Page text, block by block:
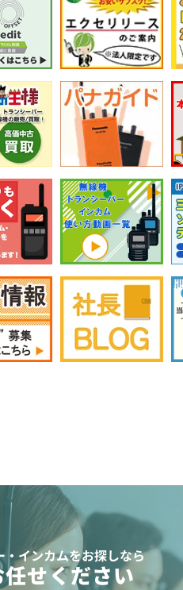
インカムをお探しなら
せください